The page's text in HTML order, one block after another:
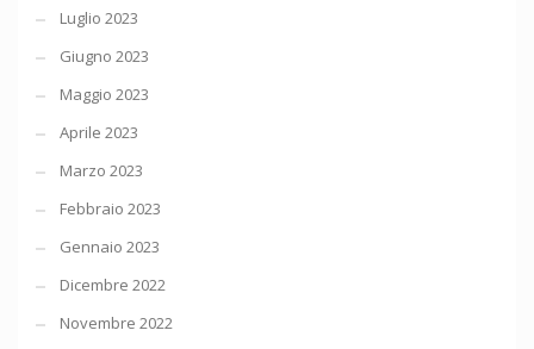
Luglio 2023
Giugno 2023
Maggio 2023
Aprile 2023
Marzo 2023
Febbraio 2023
Gennaio 2023
Dicembre 2022
Novembre 2022